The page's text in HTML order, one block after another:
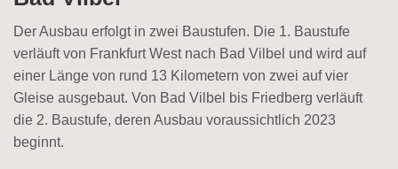
Der Ausbau erfolgt in zwei Baustufen. Die 1. Baustufe
verläuft von Frankfurt West nach Bad Vilbel und wird auf
einer Länge von rund 13 Kilometern von zwei auf vier
Gleise ausgebaut. Von Bad Vilbel bis Friedberg verläuft
die 2. Baustufe, deren Ausbau voraussichtlich 2023
beginnt.